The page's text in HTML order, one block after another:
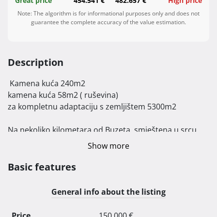
Note: The algorithm is for informational purposes only and does not
guarantee the complete accuracy of the value estimation.
Description
kamena kuća 58m2 ( ruševina)
za kompletnu adaptaciju s zemljištem 5300m2
Na nekoliko kilometara od Buzeta, smještena u srcu
prirode i okružena bujnim zelenilom, nalazi se ova
bršljanom , savršena za ljubitelje autentičnih istarskih
Iako je riječ o ruševini, vanjski i unutarnji zidovi ove
nekretnine ostali su očuvani, pružajući čvrstu osnovu
Show more
Basic features
General info about the listing